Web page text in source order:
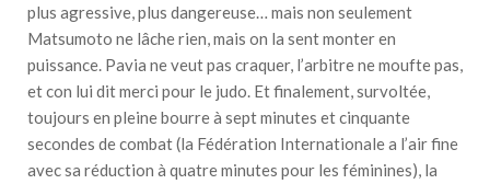
plus agressive, plus dangereuse… mais non seulement
Matsumoto ne lâche rien, mais on la sent monter en
puissance. Pavia ne veut pas craquer, l’arbitre ne moufte pas,
et con lui dit merci pour le judo. Et finalement, survoltée,
toujours en pleine bourre à sept minutes et cinquante
secondes de combat (la Fédération Internationale a l’air fine
avec sa réduction à quatre minutes pour les féminines), la